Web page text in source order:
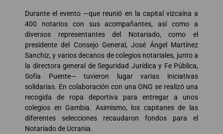
Durante el evento —que reunió en la capital vizcaína a
400 notarios con sus acompañantes, así como a
diversos representantes del Notariado, como el
presidente del Consejo General, José Ángel Martínez
Sanchiz, y varios decanos de colegios notariales, junto a
la directora general de Seguridad Jurídica y Fe Pública,
Sofía Puente— tuvieron lugar varias iniciativas
solidarias. En colaboración con una ONG se realizó una
recogida de ropa deportiva para entregar a unos
colegios en Gambia. Asimismo, los capitanes de las
diferentes selecciones recaudaron fondos para el
Notariado de Ucrania.